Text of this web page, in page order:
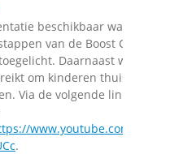
beschikbaar waarin de
van de Boost Camp-
Daarnaast worden
om kinderen thuis verder
Via de volgende link kan u
www.youtube.com/watch?
.